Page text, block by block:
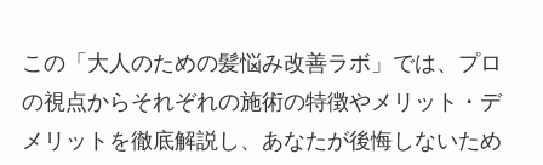
この「大人のための髪悩み改善ラボ」では、プロ
の視点からそれぞれの施術の特徴やメリット・デ
メリットを徹底解説し、あなたが後悔しないため